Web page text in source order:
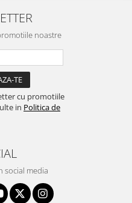
noastre
cu promotiile
in Politica de
social media